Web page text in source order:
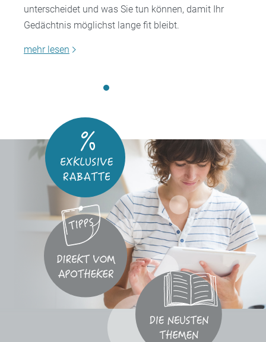
unterscheidet und was Sie tun können, damit Ihr
Gedächtnis möglichst lange fit bleibt.
mehr lesen